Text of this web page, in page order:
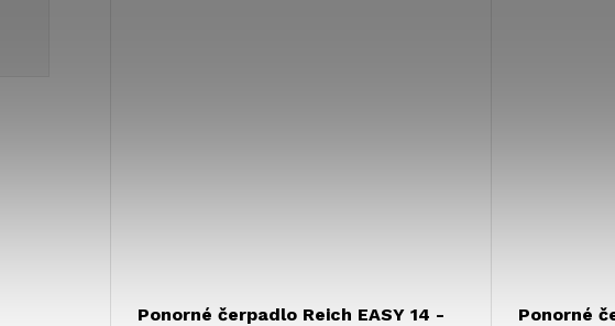
Ponorné čerpadlo Reich EASY 14 -
Ponorné